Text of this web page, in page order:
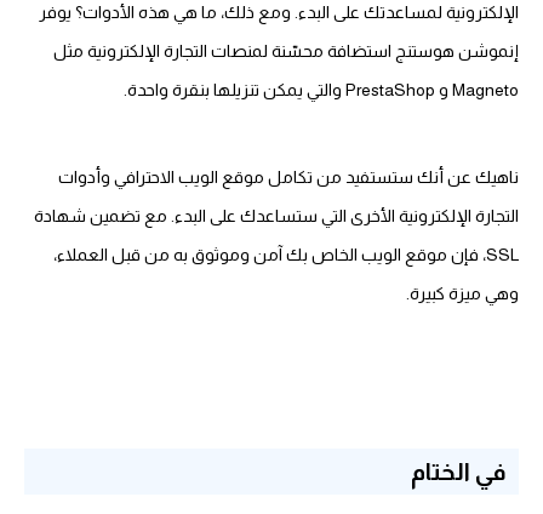
الإلكترونية لمساعدتك على البدء. ومع ذلك، ما هي هذه الأدوات؟ يوفر
إنموشن هوستنج استضافة محسّنة لمنصات التجارة الإلكترونية مثل
Magneto و PrestaShop والتي يمكن تنزيلها بنقرة واحدة.
ناهيك عن أنك ستستفيد من تكامل موقع الويب الاحترافي وأدوات
التجارة الإلكترونية الأخرى التي ستساعدك على البدء. مع تضمين شهادة
SSL، فإن موقع الويب الخاص بك آمن وموثوق به من قبل العملاء،
وهي ميزة كبيرة.
في الختام